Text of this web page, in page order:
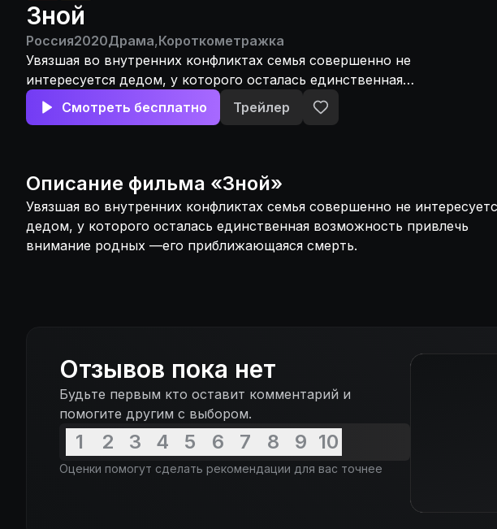
Зной
Россия2020Драма,Короткометражка
Увязшая во внутренних конфликтах семья совершенно не
интересуется дедом, у которого осталась единственная
возможность привлечь внимание родных —его приближающаяся
смерть.
Смотреть бесплатно Трейлер
Описание фильма «Зной»
Увязшая во внутренних конфликтах семья совершенно не
дедом, у которого осталась единственная возможность привлечь
внимание родных —его приближающаяся смерть.
Отзывов пока нет
Будьте первым кто оставит комментарий и
помогите другим с выбором.
1 2 3 4 5 6 7 8 9 10
Оценки помогут сделать рекомендации для вас точнее